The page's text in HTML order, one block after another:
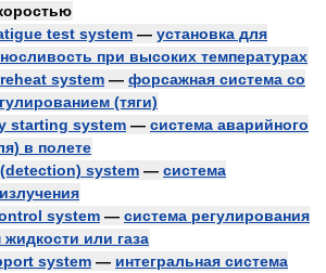
test system — установка для
при высоких температурах
system — форсажная система со
(тяги)
starting system — система аварийного
в полете
system — система
system — система регулирования
или газа
system — интегральная система